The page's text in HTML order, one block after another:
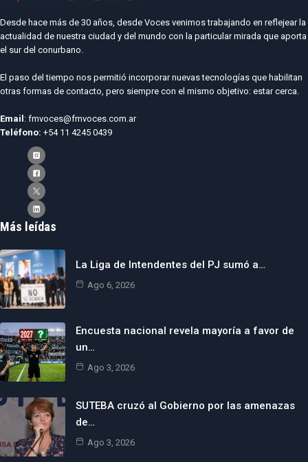
Desde hace más de 30 años, desde Voces venimos trabajando en reflejear la
actualidad de nuestra ciudad y del mundo con la particular mirada que aporta
el sur del conurbano.
El paso del tiempo nos permitió incorporar nuevas tecnologías que habilitan
otras formas de contacto, pero siempre con el mismo objetivo: estar cerca.
Email: fmvoces@fmvoces.com.ar
Teléfono: +54 11 4245 0439
Más leídas
La Liga de Intendentes del PJ sumó a…
Ago 6, 2026
Encuesta nacional revela mayoría a favor de
un…
Ago 3, 2026
SUTEBA cruzó al Gobierno por las amenazas
de…
Ago 3, 2026